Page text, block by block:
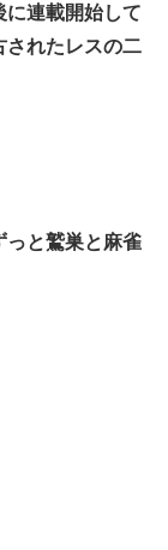
に連載開始して
されたレスの二
っと鷲巣と麻雀